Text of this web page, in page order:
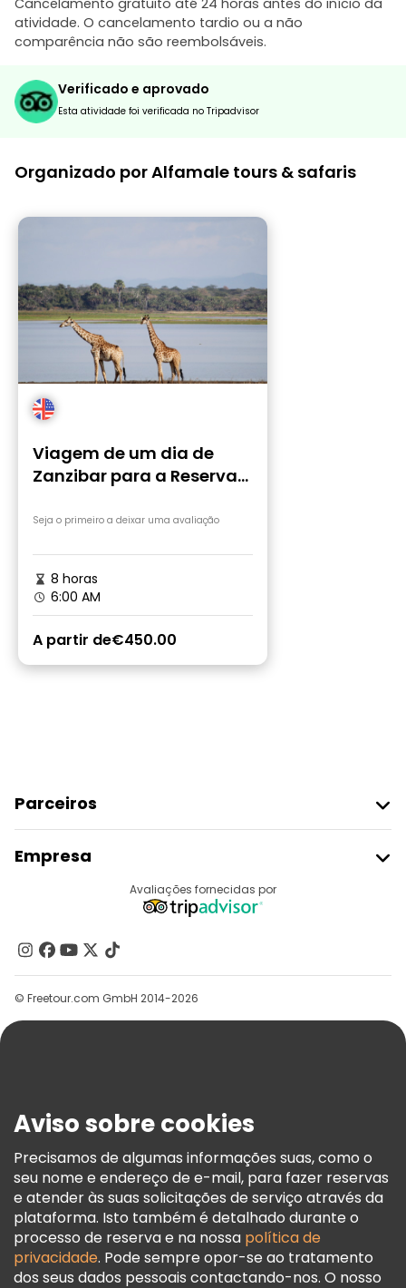
Cancelamento gratuito até 24 horas antes do início da
atividade. O cancelamento tardio ou a não
comparência não são reembolsáveis.
Verificado e aprovado
Esta atividade foi verificada no Tripadvisor
Organizado por Alfamale tours & safaris
Viagem de um dia de
Zanzibar para a Reserva
Seja o primeiro a deixar uma avaliação
8 horas
6:00 AM
A partir de€450.00
Parceiros
Registo Do Fornecedor
Programa De Afiliados
Empresa
Contacte-Nos
Grupos
Ajuda
Termos E Informações Legais
Política De Cookies
Freetour Prémios
Programa De Fidelidade
Avaliações fornecidas por
© Freetour.com GmbH 2014-2026
Aviso sobre cookies
Precisamos de algumas informações suas, como o
seu nome e endereço de e-mail, para fazer reservas
e atender às suas solicitações de serviço através da
plataforma. Isto também é detalhado durante o
processo de reserva e na nossa política de
privacidade. Pode sempre opor-se ao tratamento
dos seus dados pessoais contactando-nos. O nosso